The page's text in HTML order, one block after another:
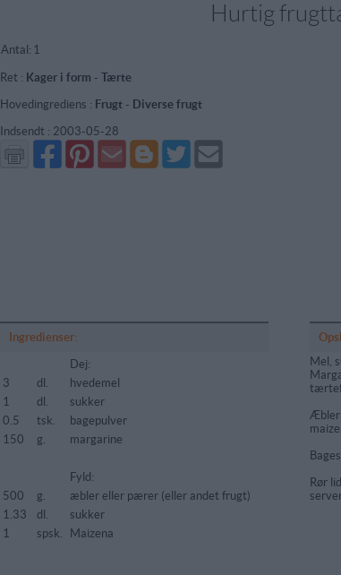
Hurtig
Antal: 1
Ret : Kager i form - Tærte
Hovedingrediens : Frugt- Diverse frugt
Indsendt : 2003-05-28
Del
på
Facebook
Del
på
Pinterest
Send
via
GMail
Del
på
Blogger
Del
på
Twitter
Send
mail
Ingredienser:
Dej:
3
dl.
hvedemel
1
dl.
sukker
0.5
tsk.
bagepulver
150
g. margarine
Fyld:
500
g.
æbler eller pærer (eller andet frugt)
1.33
dl.
sukker
1
spsk. Maizena
Mel,
Rør